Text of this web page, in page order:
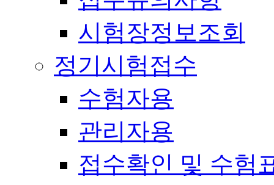
시험장정보조회
정기시험접수
수험자용
관리자용
접수확인 및 수험